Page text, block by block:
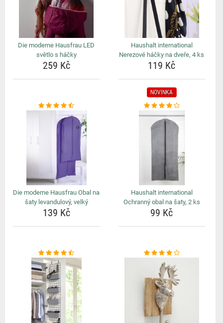
Die moderne Hausfrau LED
světlo s háčky
259 Kč
Haushalt international
Nerezové háčky na dveře, 4 ks
119 Kč
Die moderne Hausfrau Obal na
šaty levandulový, velký
139 Kč
NOVINKA
Haushalt international
Ochranný obal na šaty, 2 ks
99 Kč